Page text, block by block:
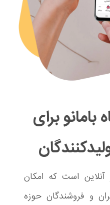
برای
آنلاین است که امکان
و فروشندگان حوزه